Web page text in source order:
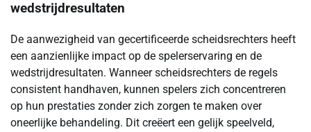
wedstrijdresultaten
De aanwezigheid van gecertificeerde scheidsrechters heeft
een aanzienlijke impact op de spelerservaring en de
wedstrijdresultaten. Wanneer scheidsrechters de regels
consistent handhaven, kunnen spelers zich concentreren
op hun prestaties zonder zich zorgen te maken over
oneerlijke behandeling. Dit creëert een gelijk speelveld,